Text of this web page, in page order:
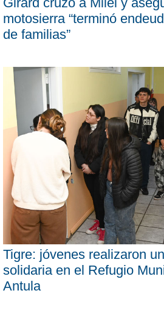
motosierra “terminó
de familias”
Tigre: jóvenes realizaron
solidaria en el Refugio
Antula